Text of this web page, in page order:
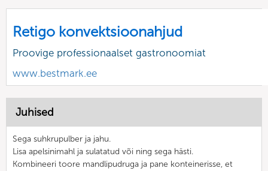
Retigo konvektsioonahjud
Proovige professionaalset gastronoomiat
www.bestmark.ee
Juhised
Sega suhkrupulber ja jahu.
Lisa apelsinimahl ja sulatatud või ning sega hästi.
Kombineeri toore mandlipudruga ja pane konteinerisse, et